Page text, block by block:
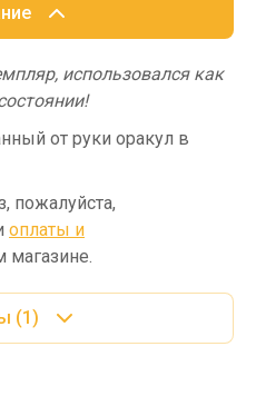
использовался как
от руки оракул в
пожалуйста,
оплаты и
(1)